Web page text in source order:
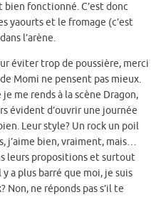
bien fonctionné. C’est donc
yaourts et le fromage (c’est
l’arène.
éviter trop de poussière, merci
Momi ne pensent pas mieux.
me rends à la scène Dragon,
évident d’ouvrir une journée
Leur style? Un rock un poil
j’aime bien, vraiment, mais…
leurs propositions et surtout
a plus barré que moi, je suis
ne réponds pas s’il te